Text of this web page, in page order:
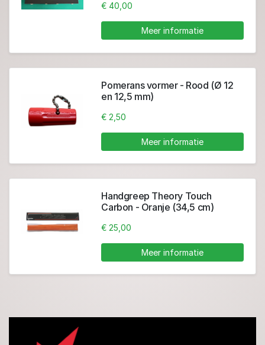
€ 40,00
Meer informatie
Pomerans vormer - Rood (Ø 12
en 12,5 mm)
€ 2,50
Meer informatie
Handgreep Theory Touch
Carbon - Oranje (34,5 cm)
€ 25,00
Meer informatie